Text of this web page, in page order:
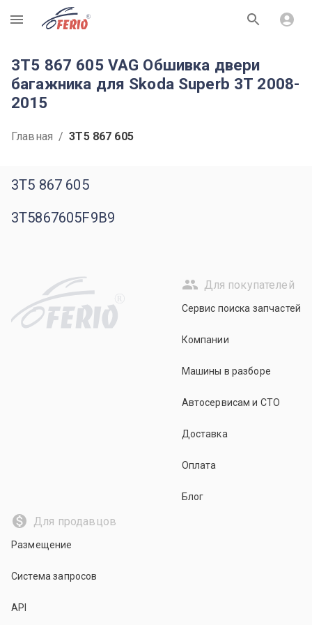
R
3T5 867 605 VAG Обшивка двери
багажника для Skoda Superb 3T 2008-
2015
Главная / 3T5 867 605
3T5 867 605
3T5867605F9B9
R
Для покупателей
Сервис поиска запчастей
Компании
Машины в разборе
Автосервисам и СТО
Доставка
Оплата
Блог
Для продавцов
Размещение
Система запросов
API